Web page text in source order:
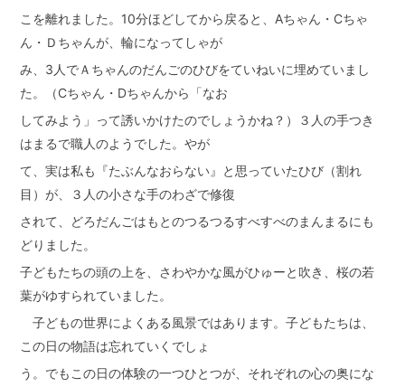
こを離れました。10分ほどしてから戻ると、Aちゃん・Cちゃ
ん・Ｄちゃんが、輪になってしゃが
み、3人でＡちゃんのだんごのひびをていねいに埋めていまし
た。（Cちゃん・Dちゃんから「なお
してみよう」って誘いかけたのでしょうかね？）３人の手つき
はまるで職人のようでした。やが
て、実は私も『たぶんなおらない』と思っていたひび（割れ
目）が、３人の小さな手のわざで修復
されて、どろだんごはもとのつるつるすべすべのまんまるにも
どりました。
子どもたちの頭の上を、さわやかな風がひゅーと吹き、桜の若
葉がゆすられていました。
子どもの世界によくある風景ではあります。子どもたちは、
この日の物語は忘れていくでしょ
う。でもこの日の体験の一つひとつが、それぞれの心の奥にな